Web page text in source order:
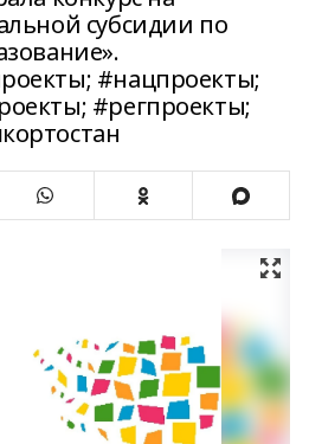
субсидии по
#нацпроекты;
#регпроекты;